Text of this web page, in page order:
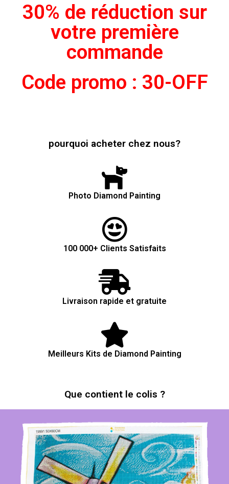
30% de réduction sur
votre première
commande
Code promo : 30-OFF
pourquoi acheter chez nous?
Photo Diamond Painting
100 000+ Clients Satisfaits
Livraison rapide et gratuite
Meilleurs Kits de Diamond Painting
Que contient le colis ?